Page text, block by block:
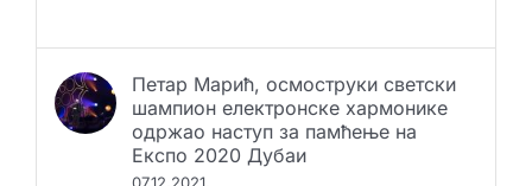
Петар Марић, осмоструки светски
шампион електронске хармонике
одржао наступ за памћење на
Експо 2020 Дубаи